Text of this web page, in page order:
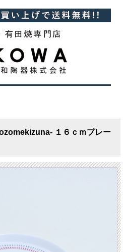
１６ｃｍプレー